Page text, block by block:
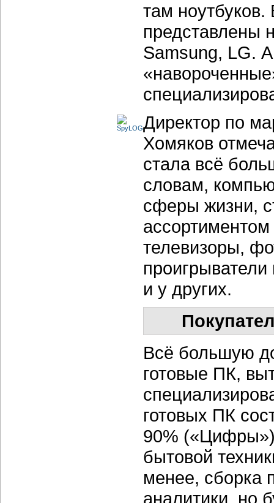
там
представлены
Samsung, LG.
Директор по
Хомяков
стала всё
словам,
сферы жизни,
телевизоры,
и у других.
Всё большую
готовые ПК,
готовых ПК
90%
бытовой
менее, сборка
аналитики, но